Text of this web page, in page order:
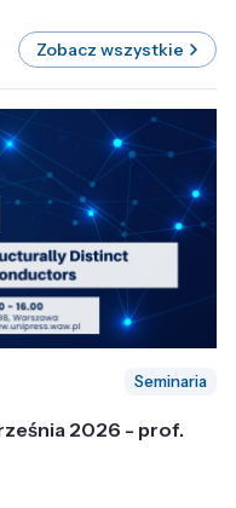
Zobacz wszystkie
Seminaria
2026 - prof.